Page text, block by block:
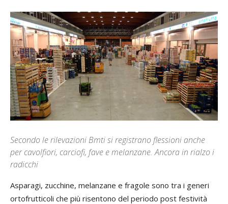
Secondo le rilevazioni Bmti si registrano flessioni anche
per cavolfiori, carciofi, fave e melanzane. Ancora in rialzo i
radicchi
Asparagi, zucchine, melanzane e fragole sono tra i generi
ortofrutticoli che più risentono del periodo post festività